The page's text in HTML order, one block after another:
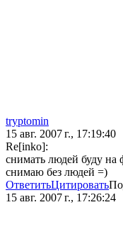
tryptomin
15 авг. 2007 г., 17:19:40
Re[inko]:
снимать людей буду на
снимаю без людей =)
ОтветитьЦитировать
15 авг. 2007 г., 17:26:24